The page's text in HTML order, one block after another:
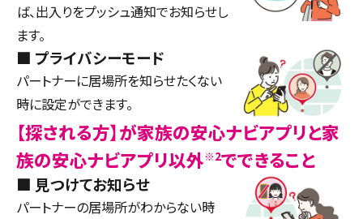
ば、出入りをプッシュ通知でお知らせし
ます。
プライバシーモード
パートナーに居場所を知らせたくない
時に設定ができます。
【探される方】が家族の安心ナビアプリと家
族の安心ナビアプリ以外※2でできること
見つけてお知らせ
パートナーの居場所がわからない時